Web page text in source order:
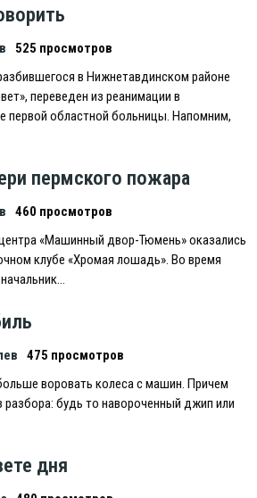
525 просмотров
в Нижнетавдинском районе
переведен из реанимации в
первой областной больницы. Напомним,
пермского пожара
460 просмотров
«Машинный двор-Тюмень» оказались
клубе «Хромая лошадь». Во время
475 просмотров
воровать колеса с машин. Причем
разбора: будь то навороченный джип или
дня